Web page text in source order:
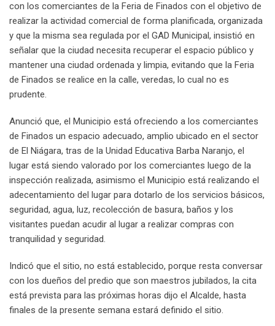
con los comerciantes de la Feria de Finados con el objetivo de
realizar la actividad comercial de forma planificada, organizada
y que la misma sea regulada por el GAD Municipal, insistió en
señalar que la ciudad necesita recuperar el espacio público y
mantener una ciudad ordenada y limpia, evitando que la Feria
de Finados se realice en la calle, veredas, lo cual no es
prudente.
Anunció que, el Municipio está ofreciendo a los comerciantes
de Finados un espacio adecuado, amplio ubicado en el sector
de El Niágara, tras de la Unidad Educativa Barba Naranjo, el
lugar está siendo valorado por los comerciantes luego de la
inspección realizada, asimismo el Municipio está realizando el
adecentamiento del lugar para dotarlo de los servicios básicos,
seguridad, agua, luz, recolección de basura, baños y los
visitantes puedan acudir al lugar a realizar compras con
tranquilidad y seguridad.
Indicó que el sitio, no está establecido, porque resta conversar
con los dueños del predio que son maestros jubilados, la cita
está prevista para las próximas horas dijo el Alcalde, hasta
finales de la presente semana estará definido el sitio.